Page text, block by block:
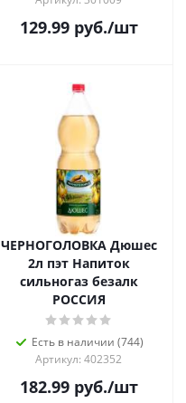
129.99руб./шт
ЧЕРНОГОЛОВКА Дюшес
2л пэт Напиток
сильногаз безалк
РОССИЯ
Есть в наличии (744)
Артикул: 402352
182.99руб./шт